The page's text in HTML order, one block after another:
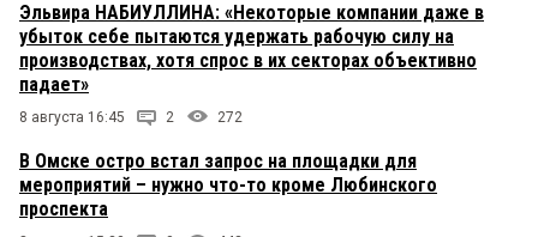
Эльвира НАБИУЛЛИНА: «Некоторые компании даже в
убыток себе пытаются удержать рабочую силу на
производствах, хотя спрос в их секторах объективно
падает»
8 августа 16:45 2 272
В Омске остро встал запрос на площадки для
мероприятий – нужно что-то кроме Любинского
проспекта